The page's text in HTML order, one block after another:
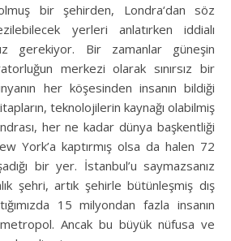
bir şehirden, Londra‘dan söz
yerleri anlatırken iddialı
gerekiyor. Bir zamanlar güneşin
merkezi olarak sınırsız bir
her köşesinden insanın bildiği
teknolojilerin kaynağı olabilmiş
her ne kadar dünya başkentliği
York’a kaptırmış olsa da halen 72
bir yer. İstanbul’u saymazsanız
şehri, artık şehirle bütünleşmiş dış
15 milyondan fazla insanın
Ancak bu büyük nüfusa ve